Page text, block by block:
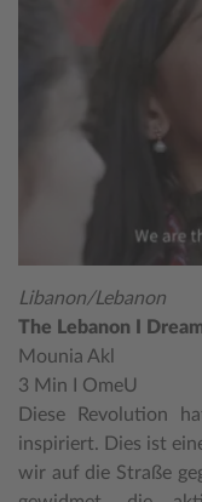
Libanon/Lebanon
The Lebanon I
Mounia Akl
3 Min I OmeU
Diese Revolution
inspiriert. Dies ist
wir auf die Straße